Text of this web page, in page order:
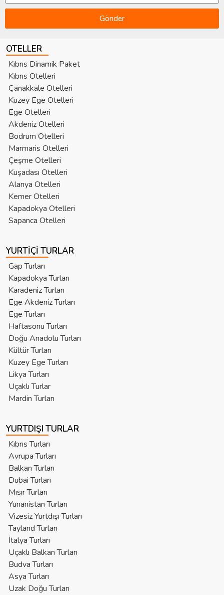
Gönder
OTELLER
Kıbrıs Dinamik Paket
Kıbrıs Otelleri
Çanakkale Otelleri
Kuzey Ege Otelleri
Ege Otelleri
Akdeniz Otelleri
Bodrum Otelleri
Marmaris Otelleri
Çeşme Otelleri
Kuşadası Otelleri
Alanya Otelleri
Kemer Otelleri
Kapadokya Otelleri
Sapanca Otelleri
YURTIÇI TURLAR
Gap Turları
Kapadokya Turları
Karadeniz Turları
Ege Akdeniz Turları
Ege Turları
Haftasonu Turları
Doğu Anadolu Turları
Kültür Turları
Kuzey Ege Turları
Likya Turları
Uçaklı Turlar
Mardin Turları
YURTDIŞI TURLAR
Kıbrıs Turları
Avrupa Turları
Balkan Turları
Dubai Turları
Mısır Turları
Yunanistan Turları
Vizesiz Yurtdışı Turları
Tayland Turları
İtalya Turları
Uçaklı Balkan Turları
Budva Turları
Asya Turları
Uzak Doğu Turları